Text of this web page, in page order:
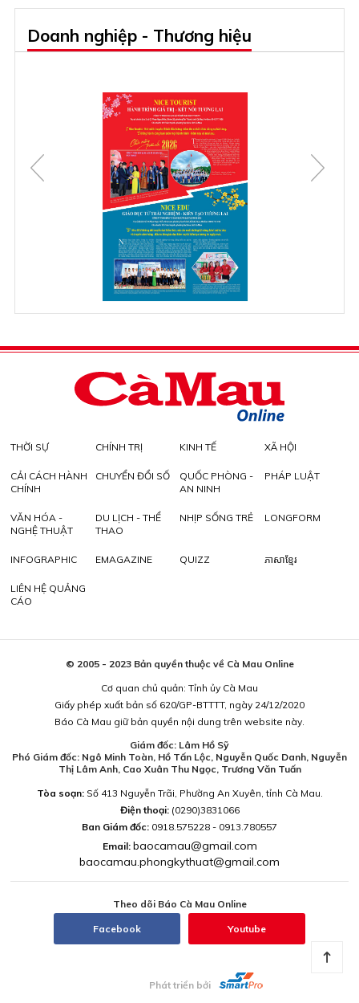
Doanh nghiệp - Thương hiệu
THỜI SỰ CHÍNH TRỊ KINH TẾ XÃ HỘI
CẢI CÁCH HÀNH
CHÍNH
CHUYỂN ĐỔI SỐ
QUỐC PHÒNG -
AN NINH
PHÁP LUẬT
VĂN HÓA -
NGHỆ THUẬT
DU LỊCH - THỂ
THAO
NHỊP SỐNG TRẺ LONGFORM
INFOGRAPHIC EMAGAZINE QUIZZ ភាសាខ្មែរ
LIÊN HỆ QUẢNG
CÁO
© 2005 - 2023 Bản quyền thuộc về Cà Mau Online
Cơ quan chủ quản: Tỉnh ủy Cà Mau
Giấy phép xuất bản số 620/GP-BTTTT, ngày 24/12/2020
Báo Cà Mau giữ bản quyền nội dung trên website này.
Giám đốc: Lâm Hồ Sỹ
Phó Giám đốc: Ngô Minh Toàn, Hồ Tấn Lộc, Nguyễn Quốc Danh, Nguyễn
Thị Lâm Anh, Cao Xuân Thu Ngọc, Trương Văn Tuấn
Tòa soạn:Số 413 Nguyễn Trãi, Phường An Xuyên, tỉnh Cà Mau.
Điện thoại: (0290)3831066
Ban Giám đốc: 0918.575228 - 0913.780557
Email: baocamau@gmail.com
baocamau.phongkythuat@gmail.com
Theo dõi Báo Cà Mau Online
Facebook Youtube
Phát triển bởi